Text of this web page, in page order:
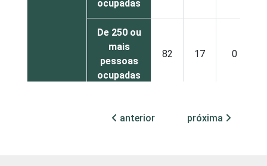
ocupadas
De 250 ou
mais
pessoas
ocupadas
82 17 0
declarado
50
anterior próxima